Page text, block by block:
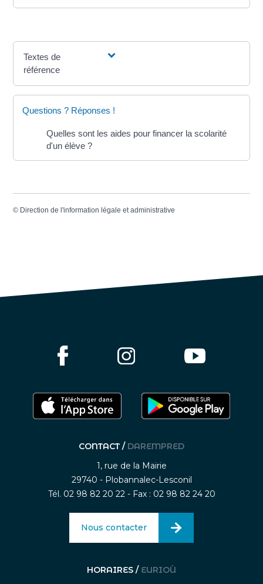
Textes de
référence
Questions ? Réponses !
Quelles sont les aides pour financer la scolarité
d'un élève ?
© Direction de l'information légale et administrative
CONTACT / DAREMPRED
1, rue de la Mairie
29740 - Plobannalec-Lesconil
Tél. 02 98 82 20 22 - Fax : 02 98 82 24 20
Nous contacter
HORAIRES / EURIOÙ